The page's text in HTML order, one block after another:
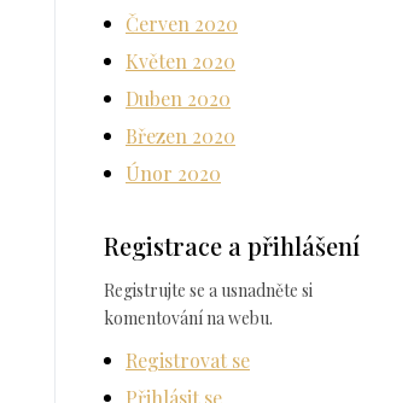
Červen 2020
Květen 2020
Duben 2020
Březen 2020
Únor 2020
Registrace a přihlášení
Registrujte se a usnadněte si
komentování na webu.
Registrovat se
Přihlásit se